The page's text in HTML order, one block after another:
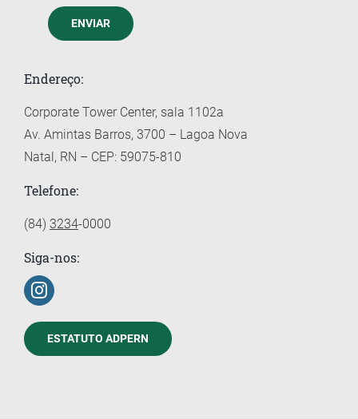
ENVIAR
Endereço:
Corporate Tower Center, sala 1102a
Av. Amintas Barros, 3700 – Lagoa Nova
Natal, RN – CEP: 59075-810
Telefone:
(84) 3234-0000
Siga-nos:
ESTATUTO ADPERN